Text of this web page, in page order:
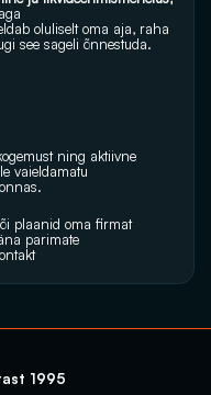
oluliselt oma aja, raha
see sageli õnnestuda.
ning aktiivne
vaieldamatu
plaanid oma firmat
parimate
1995